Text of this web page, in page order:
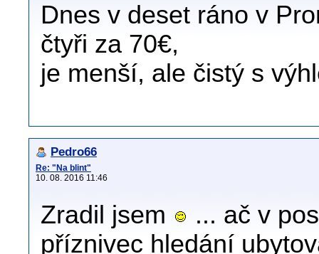
Dnes v deset ráno v
čtyři za 70€,
je menší, ale čistý s
Pedro66
Re: "Na blint"
10. 08. 2016 11:46
Zradil jsem
... ač v
příznivec hledání